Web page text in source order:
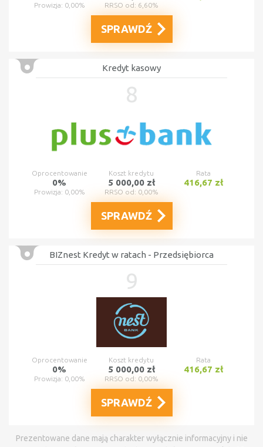
Prowizja: 0,00% RRSO od: 6,60%
SPRAWDŹ
Kredyt kasowy
8
Oprocentowanie Koszt kredytu Rata
0% 5 000,00 zł 416,67 zł
Prowizja: 0,00% RRSO od: 0,00%
SPRAWDŹ
BIZnest Kredyt w ratach - Przedsiębiorca
9
Oprocentowanie Koszt kredytu Rata
0% 5 000,00 zł 416,67 zł
Prowizja: 0,00% RRSO od: 0,00%
SPRAWDŹ
Prezentowane dane mają charakter wyłącznie informacyjny i nie